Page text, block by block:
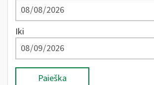
Iki
Paieška